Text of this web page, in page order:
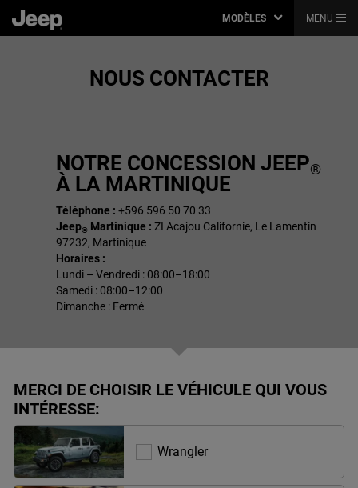
MODÈLES MENU
NOUS CONTACTER
NOTRE CONCESSION JEEP®
À LA MARTINIQUE
Téléphone : +596 596 50 70 33
Jeep® Martinique : ZI Acajou Californie, Le Lamentin
97232, Martinique
Horaires :
Lundi – Vendredi : 08:00–18:00
Samedi : 08:00–12:00
Dimanche : Fermé
MERCI DE CHOISIR LE VÉHICULE QUI VOUS
INTÉRESSE:
WranglerWrangler